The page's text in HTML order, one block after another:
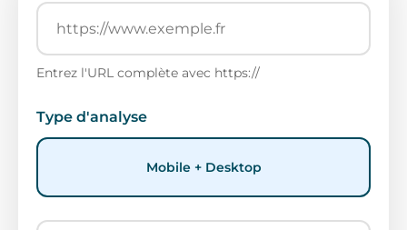
Entrez l'URL complète avec https://
Type d'analyse
Mobile + Desktop